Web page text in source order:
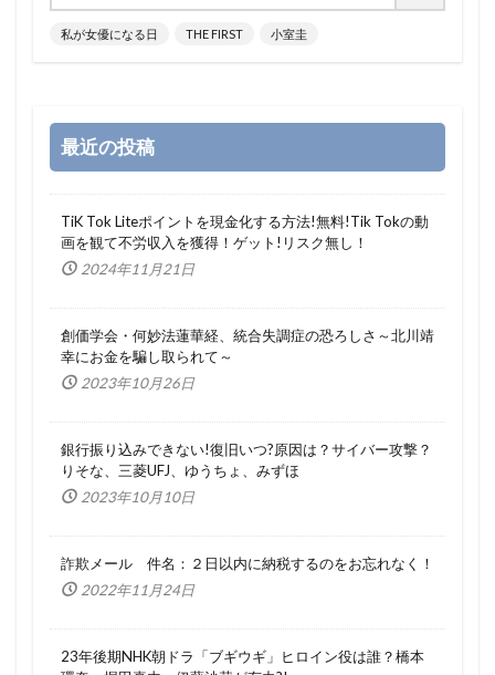
私が女優になる日 THE FIRST 小室圭
最近の投稿
TiK Tok Liteポイントを現金化する方法!無料!Tik Tokの動
画を観て不労収入を獲得！ゲット!リスク無し！
2024年11月21日
創価学会・何妙法蓮華経、統合失調症の恐ろしさ～北川靖
幸にお金を騙し取られて～
2023年10月26日
銀行振り込みできない!復旧いつ?原因は？サイバー攻撃？
りそな、三菱UFJ、ゆうちょ、みずほ
2023年10月10日
詐欺メール 件名：２日以内に納税するのをお忘れなく！
2022年11月24日
23年後期NHK朝ドラ「ブギウギ」ヒロイン役は誰？橋本